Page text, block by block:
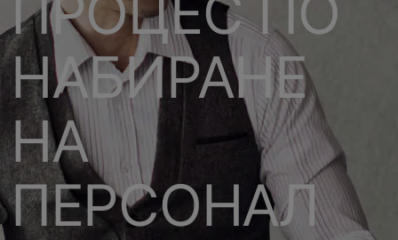
НАБИРАНЕ
НА
ПЕРСОНАЛ